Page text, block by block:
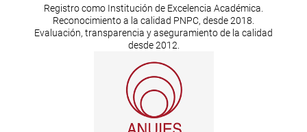
Registro como Institución de Excelencia Académica.
Reconocimiento a la calidad PNPC, desde 2018.
Evaluación, transparencia y aseguramiento de la calidad
desde 2012.